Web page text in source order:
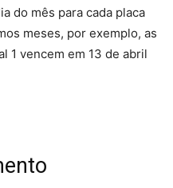
do mês para cada placa
meses, por exemplo, as
1 vencem em 13 de abril